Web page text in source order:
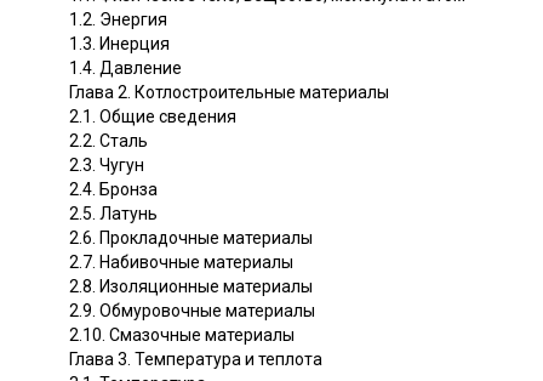
1.2. Энергия
1.3. Инерция
1.4. Давление
Глава 2. Котлостроительные материалы
2.1. Общие сведения
2.2. Сталь
2.3. Чугун
2.4. Бронза
2.5. Латунь
2.6. Прокладочные материалы
2.7. Набивочные материалы
2.8. Изоляционные материалы
2.9. Обмуровочные материалы
2.10. Смазочные материалы
Глава 3. Температура и теплота